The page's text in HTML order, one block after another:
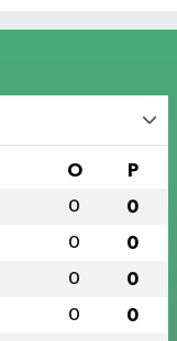
O P
0 0
0 0
0 0
0 0